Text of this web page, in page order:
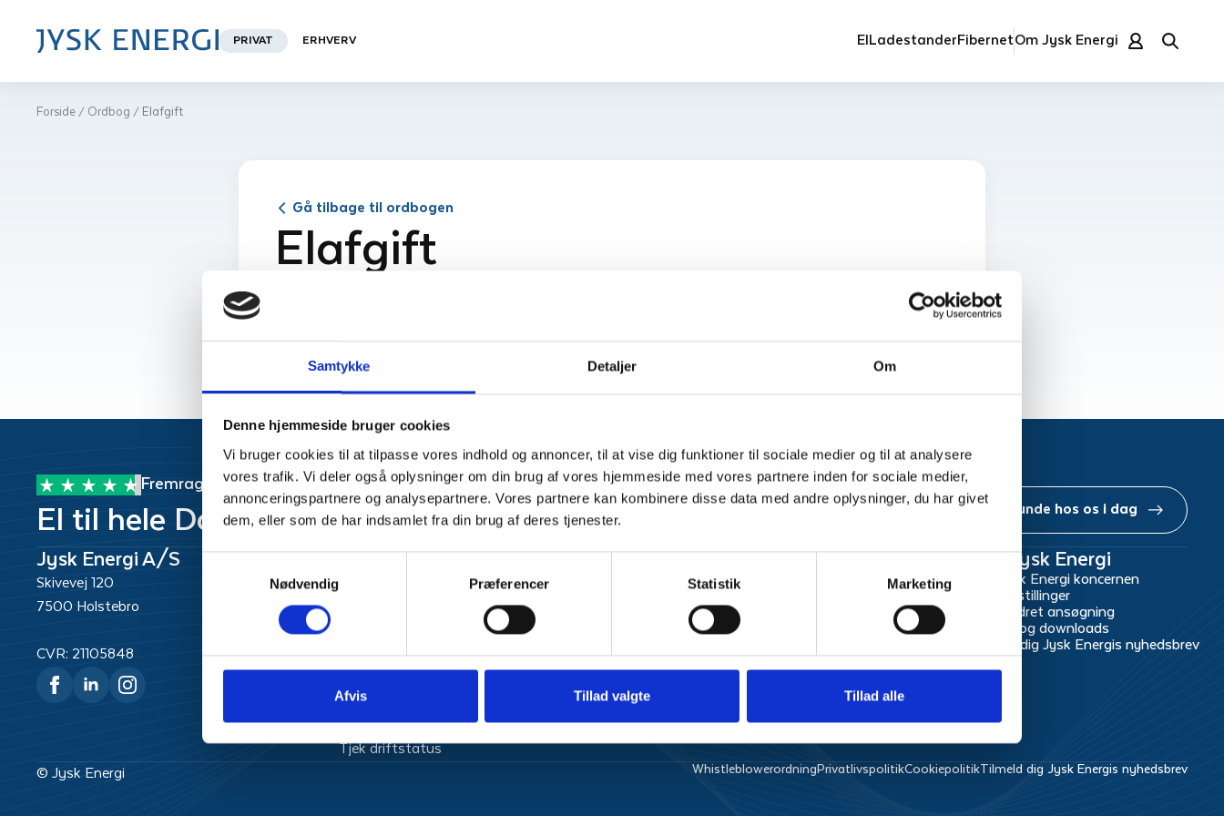
Samtykke Detaljer Om
Denne hjemmeside bruger cookies
Vi bruger cookies til at tilpasse vores indhold og annoncer, til at vise dig funktioner til sociale medier og til at analysere
vores trafik. Vi deler også oplysninger om din brug af vores hjemmeside med vores partnere inden for sociale medier,
annonceringspartnere og analysepartnere. Vores partnere kan kombinere disse data med andre oplysninger, du har givet
dem, eller som de har indsamlet fra din brug af deres tjenester.
Nødvendig
Præferencer Statistik Marketing
Afvis Tillad valgte Tillad alle
Forside / Ordbog / Elafgift
PRIVAT ERHVERV ElLadestanderFibernetOm Jysk Energi
Gå tilbage til ordbogen
Elafgift
Elafgiften er en afgift, som alle i Danmark betaler for hver kilowatt-time (kWh), der bruges fra elnettet i
Fremragende
El til hele Danmark Bliv kunde hos os i dag
Jysk Energi A/S
Skivevej 120
7500 Holstebro
CVR: 21105848
Kundeservice
kundeservice@jyskenergi.dk
Mandag og torsdag:
Tirsdag, onsdag og fredag:
kl. 9.00 til 15.00
Tjek driftstatus
Produkter
El
Om Jysk Energi
Om Jysk Energi koncernen
Ledige stillinger
Uopfordret ansøgning
Presse og downloads
Tilmeld dig Jysk Energis nyhedsbrev
© Jysk Energi WhistleblowerordningPrivatlivspolitikCookiepolitikTilmeld dig Jysk Energis nyhedsbrev